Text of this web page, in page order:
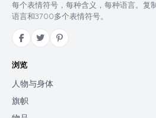
每个表情符号，每种含义，每种语言。
语言和3700多个表情符号。
浏览
人物与身体
旗帜